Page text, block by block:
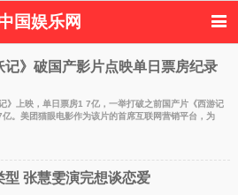
国娱乐网
女性
看电影
》破国产影片点映单日票房纪录
上映，单日票房1 7亿，一举打破之前国产片《西游记
。美团猫眼电影作为该片的首席互联网营销平台，为
《栀子花》创青春片新类型 张慧雯演完想谈恋爱